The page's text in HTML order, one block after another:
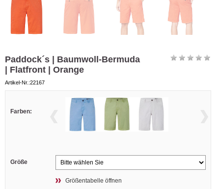
Paddock´s | Baumwoll-Bermuda
| Flatfront | Orange
Artikel-Nr.:22167
Farben:
Größe
Größentabelle öffnen